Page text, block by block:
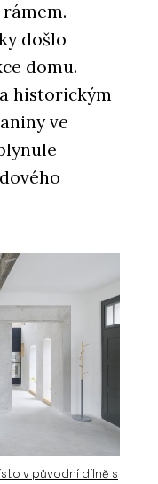
došlo
domu.
historickým
ve
v původní dílně s